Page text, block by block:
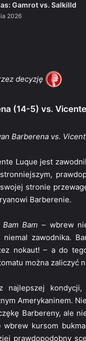
Gamrot vs. Salkilld
2026
decyzję
(14-5) vs.
Barberena vs.
Luque jest
stronie
Barberenie.
Bam Bam – wbrew
niemal zawodnika.
nokaut! – a do
można zaliczyć
najlepszej
Amerykaninem.
Barbereny, ale
wbrew kursom
prawdopodobny